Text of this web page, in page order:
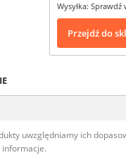
Wysyłka: Sprawdź
Przejdź do
uwzględniamy ich
informacje.